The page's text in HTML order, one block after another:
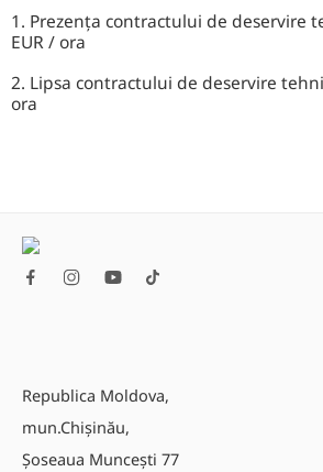
1. Prezența contractului de deservire
EUR / ora
2. Lipsa contractului de deservire
ora
Republica Moldova,
mun.Chișinău,
Șoseaua Muncești 77